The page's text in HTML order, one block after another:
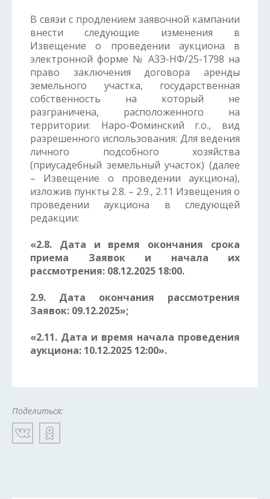
В связи с продлением заявочной кампании
внести следующие изменения в
Извещение о проведении аукциона в
электронной форме № АЗЭ-НФ/25-1798 на
право заключения договора аренды
земельного участка, государственная
собственность на который не
разграничена, расположенного на
территории: Наро-Фоминский г.о., вид
разрешенного использования: Для ведения
личного подсобного хозяйства
(приусадебный земельный участок) (далее
– Извещение о проведении аукциона),
изложив пункты 2.8. – 2.9., 2.11 Извещения о
проведении аукциона в следующей
редакции:
«2.8. Дата и время окончания срока
приема Заявок и начала их
рассмотрения: 08.12.2025 18:00.
2.9. Дата окончания рассмотрения
Заявок: 09.12.2025»;
«2.11. Дата и время начала проведения
аукциона: 10.12.2025 12:00».
Поделиться: